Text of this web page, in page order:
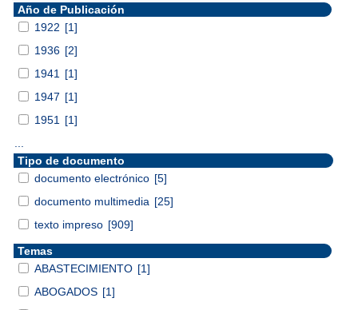
Año de Publicación
1922 [1]
1936 [2]
1941
[1]
1947 [1]
1951
[1]
Tipo de documento
documento electrónico [5]
documento multimedia [25]
texto impreso [909]
Temas
ABASTECIMIENTO [1]
ABOGADOS [1]